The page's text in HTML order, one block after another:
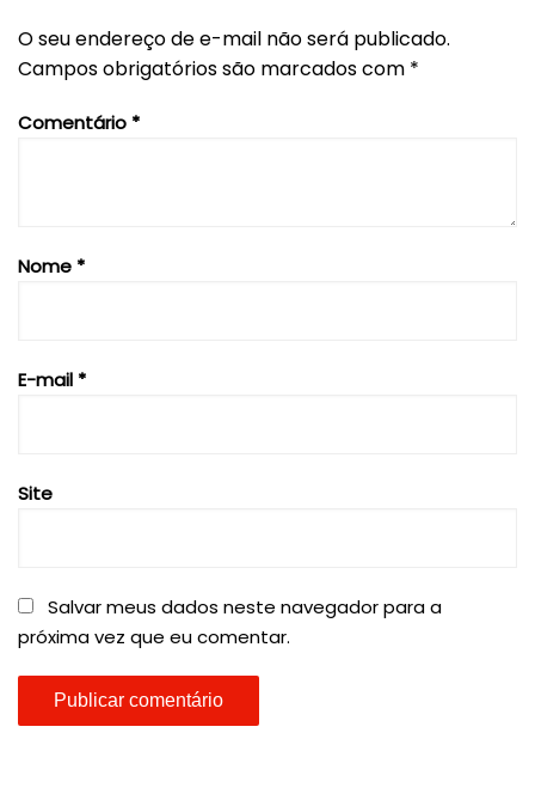
O seu endereço de e-mail não será publicado.
Campos obrigatórios são marcados com *
Comentário *
Nome *
E-mail *
Site
Salvar meus dados neste navegador para a
próxima vez que eu comentar.